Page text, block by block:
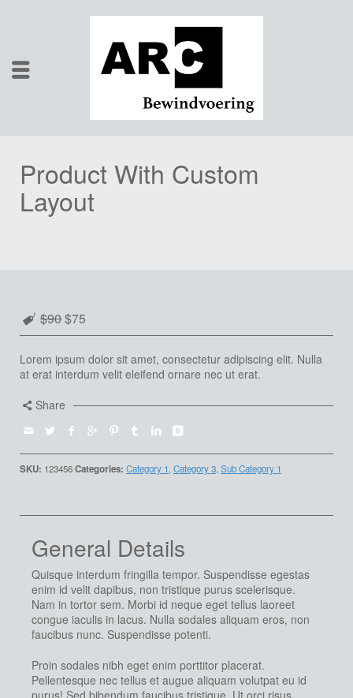
Product With Custom
Layout
$90$75
Lorem ipsum dolor sit amet, consectetur adipiscing elit. Nulla
at erat interdum velit eleifend ornare nec ut erat.
Share
SKU: 123456Categories: Category 1, Category 3, Sub Category 1
General Details
Quisque interdum fringilla tempor. Suspendisse egestas
enim id velit dapibus, non tristique purus scelerisque.
Nam in tortor sem. Morbi id neque eget tellus laoreet
congue iaculis in lacus. Nulla sodales aliquam eros, non
faucibus nunc. Suspendisse potenti.
Proin sodales nibh eget enim porttitor placerat.
Pellentesque nec tellus et augue aliquam volutpat eu id
purus! Sed bibendum faucibus tristique. Ut orci risus,